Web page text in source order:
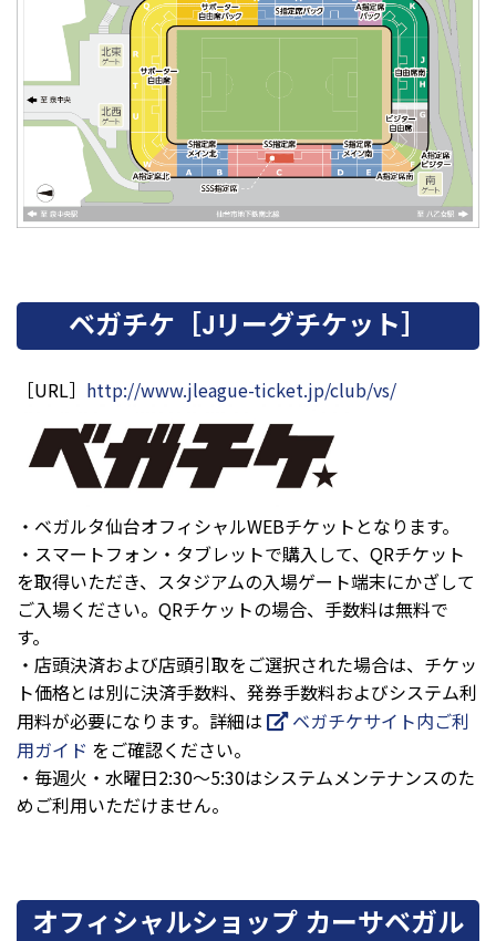
ベガチケ［Jリーグチケット］
［URL］ http://www.jleague-ticket.jp/club/vs/
・ベガルタ仙台オフィシャルWEBチケットとなります。
・スマートフォン・タブレットで購入して、QRチケット
を取得いただき、スタジアムの入場ゲート端末にかざして
ご入場ください。QRチケットの場合、手数料は無料で
す。
・店頭決済および店頭引取をご選択された場合は、チケッ
ト価格とは別に決済手数料、発券手数料およびシステム利
用料が必要になります。詳細は
ベガチケサイト内ご利
用ガイド をご確認ください。
・毎週火・水曜日2:30～5:30はシステムメンテナンスのた
めご利用いただけません。
オフィシャルショップ カーサベガル